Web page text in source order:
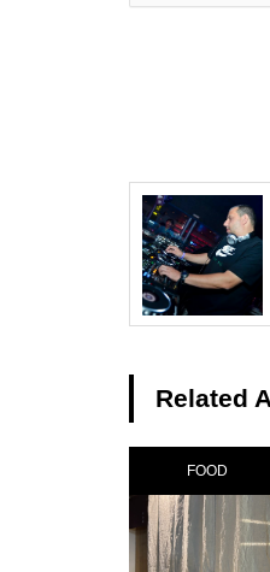
Related
FOOD